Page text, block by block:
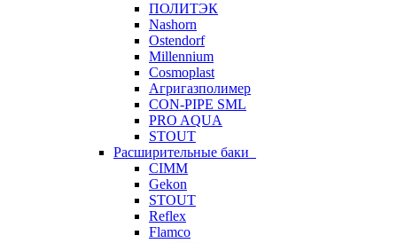
ПОЛИТЭК
Nashorn
Ostendorf
Millennium
Cosmoplast
Агригазполимер
CON-PIPE SML
PRO AQUA
STOUT
Расширительные баки
CIMM
Gekon
STOUT
Reflex
Flamco